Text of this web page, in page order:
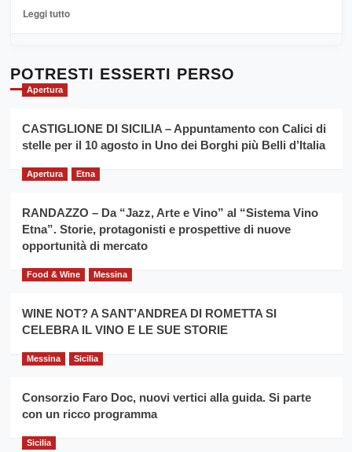
Sicilia
l’
evento
la
filiera
grano
Leggi tuttoLeggi
Cronoscalata
per
il
anno
Franco
Caruso
POTRESTI ESSERTI PERSO
Apertura
CASTIGLIONE DI SICILIA – Appuntamento con Calici di
stelle per il 10 agosto in Uno dei Borghi più Belli d’Italia
Apertura Etna
RANDAZZO – Da “Jazz, Arte e Vino” al “Sistema Vino
Etna”. Storie, protagonisti e prospettive di nuove
opportunità di mercato
Food & Wine Messina
WINE NOT? A SANT’ANDREA DI ROMETTA SI
CELEBRA IL VINO E LE SUE STORIE
Messina Sicilia
Consorzio Faro Doc, nuovi vertici alla guida. Si parte
con un ricco programma
Sicilia